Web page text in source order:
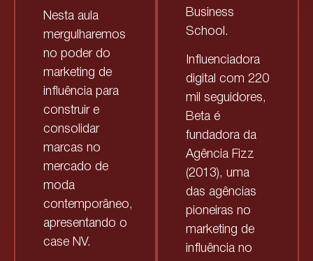
Nesta aula
mergulharemos
no poder do
marketing de
influência para
construir e
consolidar
marcas no
mercado de
moda
contemporâneo,
apresentando o
case NV.
Business
School.
Influenciadora
digital com 220
mil seguidores,
Beta é
fundadora da
Agência Fizz
(2013), uma
das agências
pioneiras no
marketing de
influência no